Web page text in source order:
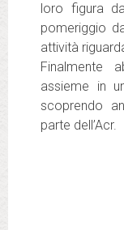
loro figura
pomeriggio
attività
Finalmente
assieme in
scoprendo
parte dell’Acr.